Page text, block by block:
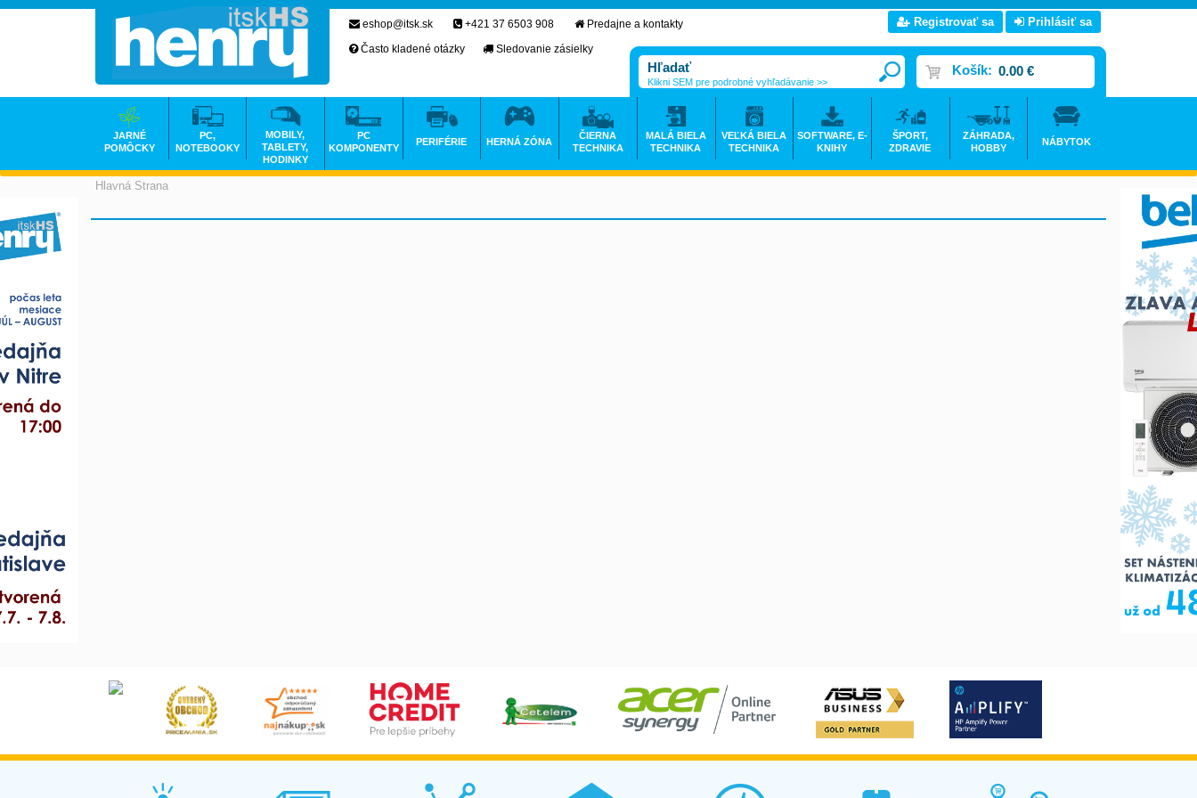
Hlavná Strana
eshop@itsk.sk +421 37 6503 908
Predajne a kontakty
Často kladené otázky
Sledovanie zásielky
Registrovať sa Prihlásiť sa
Košík: 0.00 €
Klikni SEM pre podrobné vyhľadávanie >>
JARNÉ
POMÔCKY
PC,
NOTEBOOKY
MOBILY,
TABLETY,
HODINKY
PC
KOMPONENTY
PERIFÉRIE HERNÁ ZÓNA
ČIERNA
TECHNIKA
MALÁ BIELA
TECHNIKA
VEĽKÁ BIELA
TECHNIKA
SOFTWARE, E-
KNIHY
ŠPORT,
ZDRAVIE
ZÁHRADA,
HOBBY
NÁBYTOK